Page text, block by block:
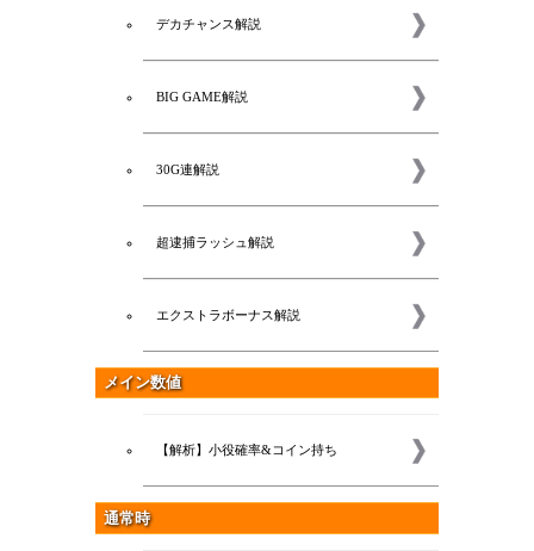
デカチャンス解説
BIG GAME解説
30G連解説
超逮捕ラッシュ解説
エクストラボーナス解説
メイン数値
【解析】小役確率&コイン持ち
通常時